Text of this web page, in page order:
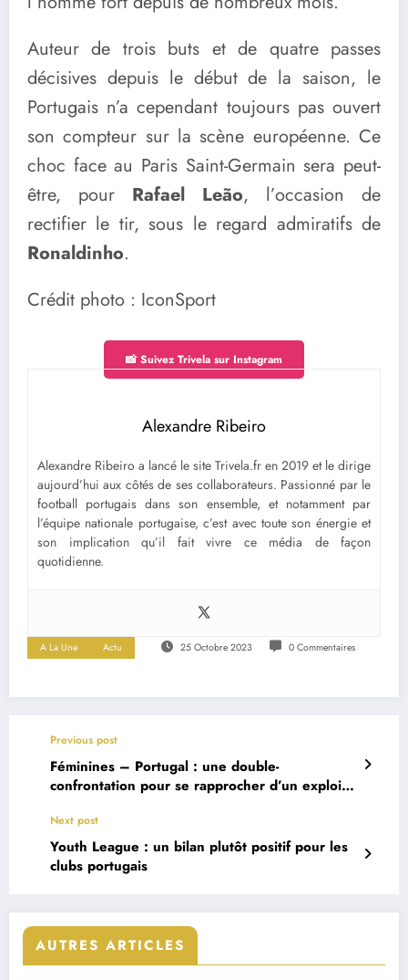
Auteur de trois buts et de quatre passes
décisives depuis le début de la saison, le
Portugais n’a cependant toujours pas ouvert
son compteur sur la scène européenne. Ce
choc face au Paris Saint-Germain sera peut-
être, pour Rafael Leão, l’occasion de
rectifier le tir, sous le regard admiratifs de
Ronaldinho.
Crédit photo : IconSport
📸 Suivez Trivela sur Instagram
Alexandre Ribeiro
Alexandre Ribeiro a lancé le site Trivela.fr en 2019 et le dirige
aujourd’hui aux côtés de ses collaborateurs. Passionné par le
football portugais dans son ensemble, et notamment par
l’équipe nationale portugaise, c’est avec toute son énergie et
son implication qu’il fait vivre ce média de façon
quotidienne.
A La Une Actu 25 Octobre 2023 0 Commentaires
Previous post
Féminines – Portugal : une double-
confrontation pour se rapprocher d’un exploit
Next post
Youth League : un bilan plutôt positif pour les
clubs portugais
AUTRES ARTICLES